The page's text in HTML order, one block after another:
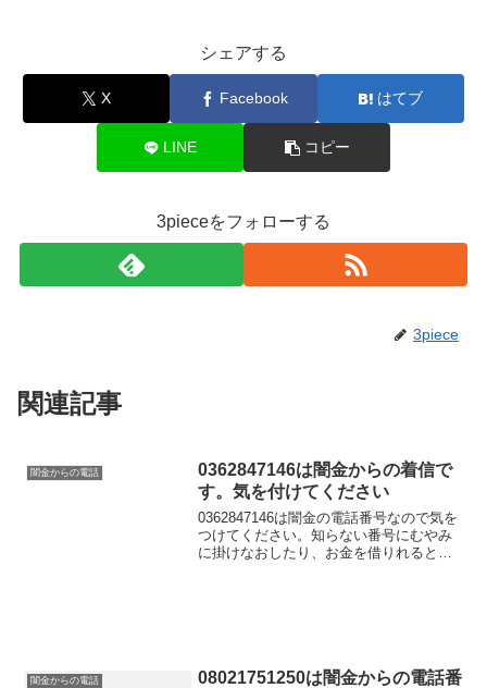
シェアする
X Facebook はてブ
LINE コピー
3pieceをフォローする
3piece
関連記事
闇金からの電話
0362847146は闇金からの着信で
す。気を付けてください
0362847146は闇金の電話番号なので気を
つけてください。知らない番号にむやみ
に掛けなおしたり、お金を借りれると思
闇金からの電話
08021751250は闇金からの電話番